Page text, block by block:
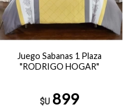
Juego Sabanas 1 Plaza
"RODRIGO HOGAR"
$U 899